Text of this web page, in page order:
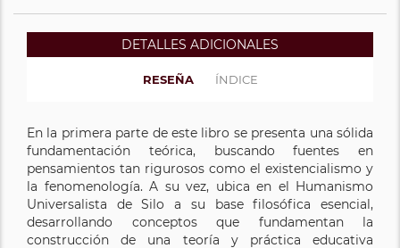
DETALLES ADICIONALES
RESEÑA ÍNDICE
En la primera parte de este libro se presenta una sólida
fundamentación teórica, buscando fuentes en
pensamientos tan rigurosos como el existencialismo y
la fenomenología. A su vez, ubica en el Humanismo
Universalista de Silo a su base filosófica esencial,
desarrollando conceptos que fundamentan la
construcción de una teoría y práctica educativa